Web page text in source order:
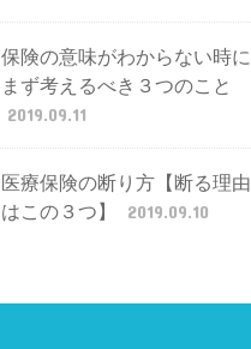
保険の意味がわからない時に
まず考えるべき３つのこと
2019.09.11
医療保険の断り方【断る理由
はこの３つ】
2019.09.10